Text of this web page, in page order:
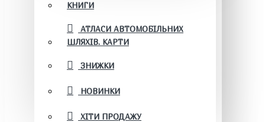
КНИГИ
АТЛАСИ АВТОМОБІЛЬНИХ
ШЛЯХІВ. КАРТИ
ЗНИЖКИ
НОВИНКИ
ХІТИ ПРОДАЖУ